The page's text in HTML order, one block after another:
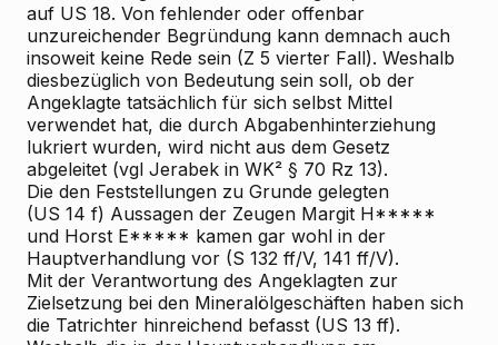
auf US 18. Von fehlender oder offenbar
unzureichender Begründung kann demnach auch
insoweit keine Rede sein (Z 5 vierter Fall). Weshalb
diesbezüglich von Bedeutung sein soll, ob der
Angeklagte tatsächlich für sich selbst Mittel
verwendet hat, die durch Abgabenhinterziehung
lukriert wurden, wird nicht aus dem Gesetz
abgeleitet (vgl Jerabek in WK² § 70 Rz 13).
Die den Feststellungen zu Grunde gelegten
(US 14 f) Aussagen der Zeugen Margit H*****
und Horst E***** kamen gar wohl in der
Hauptverhandlung vor (S 132 ff/V, 141 ff/V).
Mit der Verantwortung des Angeklagten zur
Zielsetzung bei den Mineralölgeschäften haben sich
die Tatrichter hinreichend befasst (US 13 ff).